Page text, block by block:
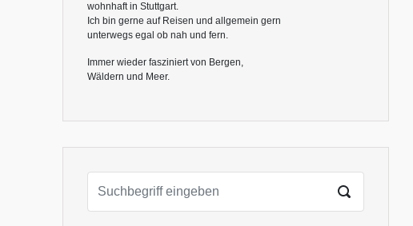
wohnhaft in Stuttgart.
Ich bin gerne auf Reisen und allgemein gern
unterwegs egal ob nah und fern.
Immer wieder fasziniert von Bergen,
Wäldern und Meer.